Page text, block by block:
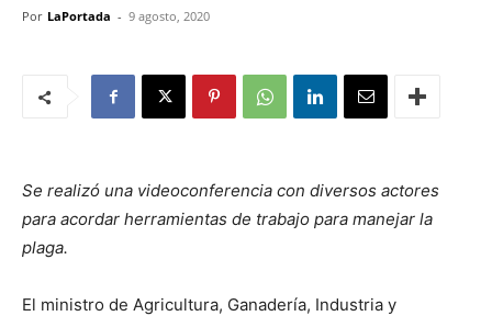
Por LaPortada - 9 agosto, 2020
Se realizó una videoconferencia con diversos actores
para acordar herramientas de trabajo para manejar la
plaga.
El ministro de Agricultura, Ganadería, Industria y